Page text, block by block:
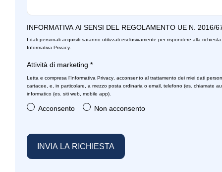
INFORMATIVA AI SENSI DEL REGOLAMENTO UE N. 2016/
I dati personali acquisiti saranno utilizzati esclusivamente per rispondere alla
Informativa Privacy
Attività di marketing *
Letta e compresa l’Informativa Privacy , acconsento al trattamento dei miei dati
cartacee, e, in particolare, a mezzo posta ordinaria o email, telefono (es. chiamate
informatico (es. siti web, mobile app).
Acconsento Non acconsento